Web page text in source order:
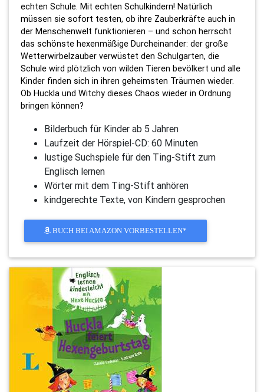
echten Schule. Mit echten Schulkindern! Natürlich
müssen sie sofort testen, ob ihre Zauberkräfte auch in
der Menschenwelt funktionieren – und schon herrscht
das schönste hexenmäßige Durcheinander: der große
Wetterwirbelzauber verwüstet den Schulgarten, die
Schule wird plötzlich von wilden Tieren bevölkert und alle
Kinder finden sich in ihren geheimsten Träumen wieder.
Ob Huckla und Witchy dieses Chaos wieder in Ordnung
bringen können?
Bilderbuch für Kinder ab 5 Jahren
Laufzeit der Hörspiel-CD: 60 Minuten
lustige Suchspiele für den Ting-Stift zum
Englisch lernen
Wörter mit dem Ting-Stift anhören
kindgerechte Texte, von Kindern gesprochen
BUCH BEI AMAZON VORBESTELLEN*